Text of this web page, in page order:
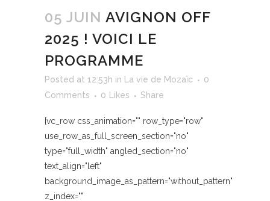
05 JUIN AVIGNON OFF
2025 ! VOICI LE
PROGRAMME
Posted at 12:53h in La vie de Mozaïc
0
Comments
0 Likes Share
[vc_row css_animation="" row_type="row"
use_row_as_full_screen_section="no"
type="full_width" angled_section="no"
text_align="left"
background_image_as_pattern="without_pattern"
z_index=""